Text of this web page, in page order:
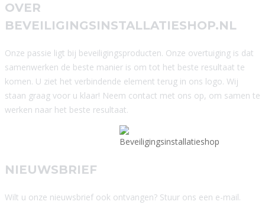
OVER
BEVEILIGINGSINSTALLATIESHOP.NL
Onze passie ligt bij beveiligingsproducten. Onze overtuiging is dat
samenwerken de beste manier is om tot het beste resultaat te
komen. U ziet het verbindende element terug in ons logo. Wij
staan graag voor u klaar! Neem contact met ons op, om samen te
werken naar het beste resultaat.
NIEUWSBRIEF
Wilt u onze nieuwsbrief ook ontvangen? Stuur ons een e-mail.